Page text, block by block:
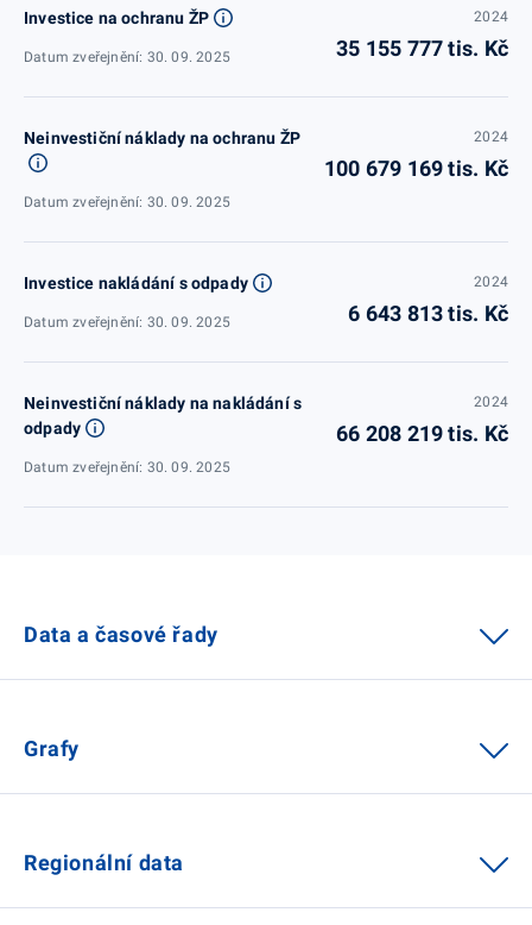
Investice na ochranu ŽP
Datum zveřejnění: 30. 09. 2025
2024
35 155 777 tis. Kč
Neinvestiční náklady na ochranu ŽP
Datum zveřejnění: 30. 09. 2025
2024
100 679 169 tis. Kč
Investice nakládání s odpady
Datum zveřejnění: 30. 09. 2025
2024
6 643 813 tis. Kč
Neinvestiční náklady na nakládání s
odpady
Datum zveřejnění: 30. 09. 2025
2024
66 208 219 tis. Kč
Data a časové řady
Grafy
Regionální data